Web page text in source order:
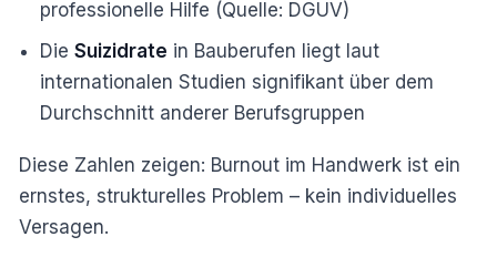
professionelle Hilfe (Quelle: DGUV)
DieSuizidrate in Bauberufen liegt laut
internationalen Studien signifikant über dem
Durchschnitt anderer Berufsgruppen
Diese Zahlen zeigen: Burnout im Handwerk ist ein
ernstes, strukturelles Problem – kein individuelles
Versagen.